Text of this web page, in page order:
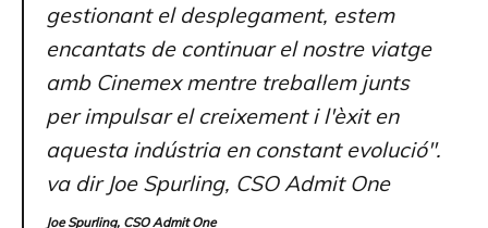
gestionant el desplegament, estem
encantats de continuar el nostre viatge
amb Cinemex mentre treballem junts
per impulsar el creixement i l'èxit en
aquesta indústria en constant evolució".
va dir Joe Spurling, CSO Admit One
Joe Spurling, CSO Admit One